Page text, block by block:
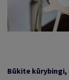
Būkite